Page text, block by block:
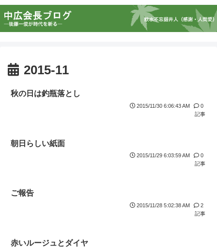
2015-11
秋の日は釣瓶落とし
2015/11/30 6:06:43 AM
0
記事
朝日らしい紙面
2015/11/29 6:03:59 AM
0
記事
ご報告
2015/11/28 5:02:38 AM
2
記事
赤いルージュとダイヤ